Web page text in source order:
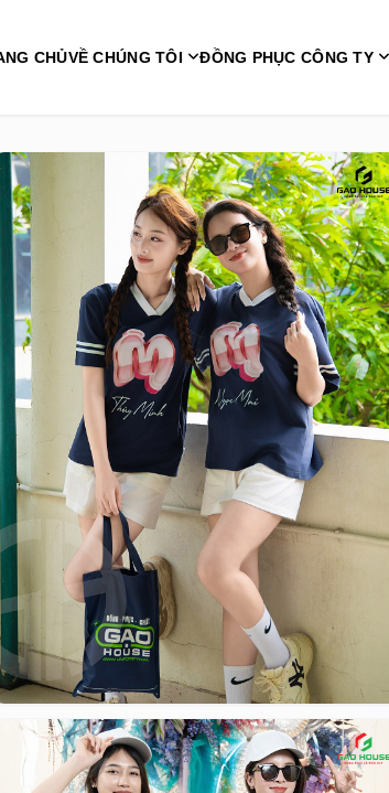
CHỦVỀ CHÚNG TÔI ĐỒNG PHỤC CÔNG TY